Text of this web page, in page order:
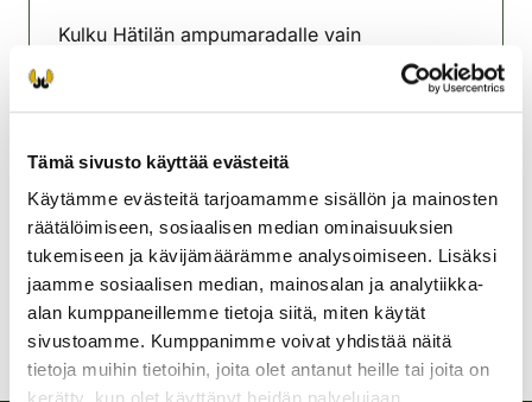
Tämä sivusto käyttää evästeitä
Käytämme evästeitä tarjoamamme sisällön ja mainosten
räätälöimiseen, sosiaalisen median ominaisuuksien
tukemiseen ja kävijämäärämme analysoimiseen. Lisäksi
jaamme sosiaalisen median, mainosalan ja analytiikka-
alan kumppaneillemme tietoja siitä, miten käytät
sivustoamme. Kumppanimme voivat yhdistää näitä
tietoja muihin tietoihin, joita olet antanut heille tai joita on
Kulku Hätilän ampumaradalle vain
Lisätietoja: toiminnanohjaaja Jaana Hirvonen
Rengon seudun riistanhoitoyhdistys
Etelä-Häme
renko@rhy.riista.fi